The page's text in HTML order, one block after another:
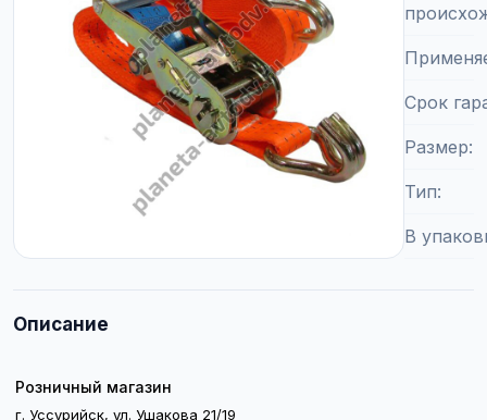
Срок
Размер
Тип
В
Описание
Розничный магазин
г. Уссурийск, ул. Ушакова 21/19